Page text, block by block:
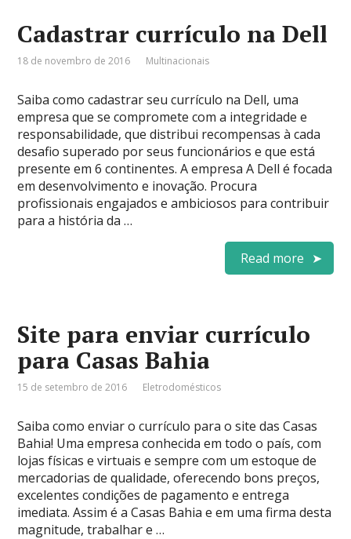
Cadastrar currículo na Dell
18 de novembro de 2016 Multinacionais
Saiba como cadastrar seu currículo na Dell, uma
empresa que se compromete com a integridade e
responsabilidade, que distribui recompensas à cada
desafio superado por seus funcionários e que está
presente em 6 continentes. A empresa A Dell é focada
em desenvolvimento e inovação. Procura
profissionais engajados e ambiciosos para contribuir
para a história da …
Read more
Site para enviar currículo
para Casas Bahia
15 de setembro de 2016 Eletrodomésticos
Saiba como enviar o currículo para o site das Casas
Bahia! Uma empresa conhecida em todo o país, com
lojas físicas e virtuais e sempre com um estoque de
mercadorias de qualidade, oferecendo bons preços,
excelentes condições de pagamento e entrega
imediata. Assim é a Casas Bahia e em uma firma desta
magnitude, trabalhar e …